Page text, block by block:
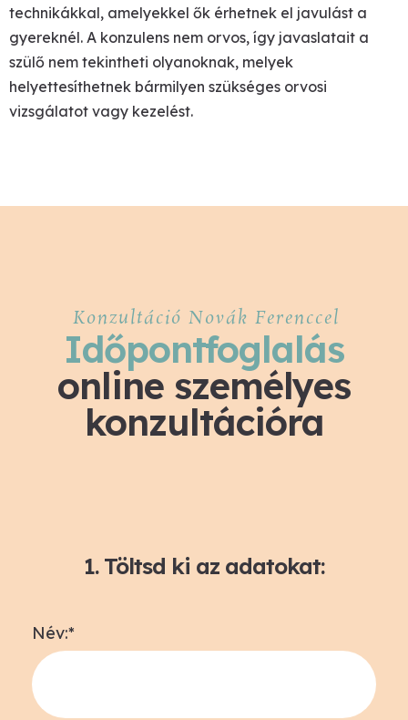
technikákkal, amelyekkel ők érhetnek el javulást a
gyereknél. A konzulens nem orvos, így javaslatait a
szülő nem tekintheti olyanoknak, melyek
helyettesíthetnek bármilyen szükséges orvosi
vizsgálatot vagy kezelést.
Konzultáció Novák Ferenccel
Időpontfoglalás
online személyes
konzultációra
1. Töltsd ki az adatokat:
Név:*